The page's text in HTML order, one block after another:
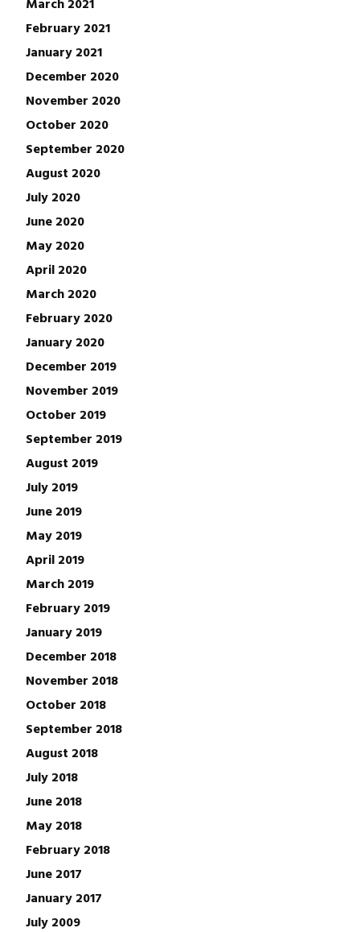
February 2021
January 2021
December 2020
November 2020
October 2020
September 2020
August 2020
July 2020
June 2020
May 2020
April 2020
March 2020
February 2020
January 2020
December 2019
November 2019
October 2019
September 2019
August 2019
July 2019
June 2019
May 2019
April 2019
March 2019
February 2019
January 2019
December 2018
November 2018
October 2018
September 2018
August 2018
July 2018
June 2018
May 2018
February 2018
June 2017
January 2017
July 2009